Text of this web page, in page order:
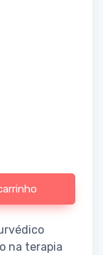
10ml
na terapia